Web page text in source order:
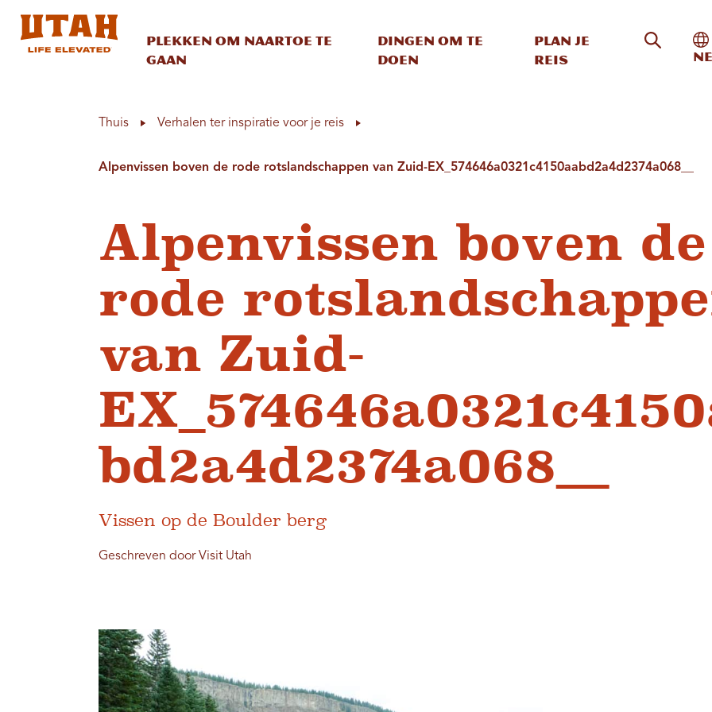
Plekken om naartoe te
gaan
Dingen om te
doen
Plan je
reis
Zoeken
Thuis Verhalen ter inspiratie voor je reis
Alpenvissen boven de rode rotslandschappen van Zuid-EX_574646a0321c4150aabd2a4d2374a068__
Alpenvissen boven de
rode
van Zuid-
bd2a4d2374a068__
Vissen op de Boulder berg
Geschreven door Visit Utah